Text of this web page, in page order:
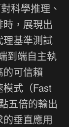
科學推理、
，展現出
基準測試
到端自主執
可信賴
式（Fast
五倍的輸出
垂直應用